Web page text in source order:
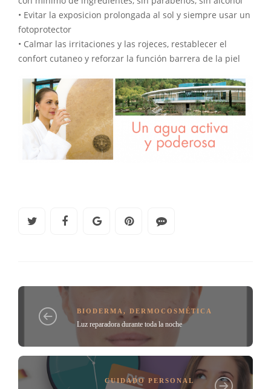
• Evitar la exposicion prolongada al sol y siempre usar un
fotoprotector
• Calmar las irritaciones y las rojeces, restablecer el
confort cutaneo y reforzar la función barrera de la piel
BIODERMA , DERMOCOSMÉTICA
Luz reparadora durante toda la noche
CUIDADO PERSONAL